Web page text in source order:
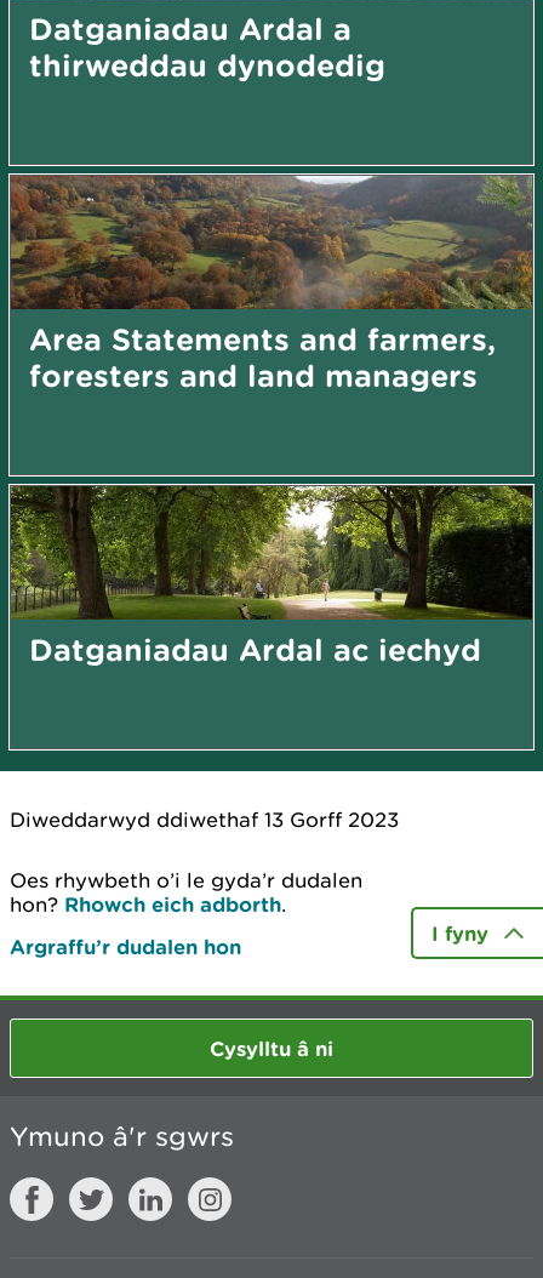
Datganiadau Ardal a
thirweddau dynodedig
Area Statements and farmers,
foresters and land managers
Datganiadau Ardal ac iechyd
Diweddarwyd ddiwethaf 13 Gorff 2023
Oes rhywbeth o’i le gyda’r dudalen
hon? Rhowch eich adborth.
Argraffu’r dudalen hon
I fyny
Cysylltu â ni
Ymuno â'r sgwrs